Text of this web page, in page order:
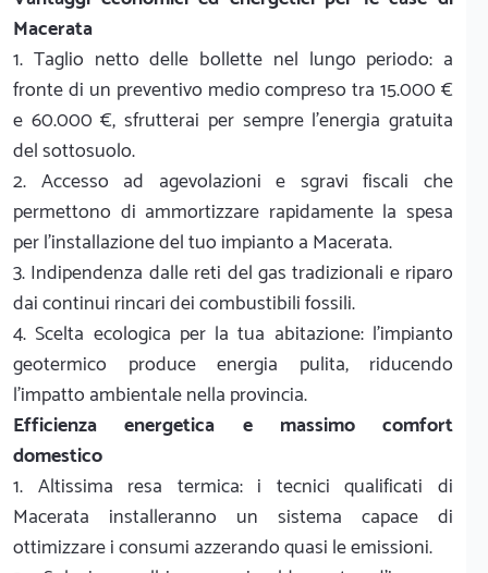
Macerata
1. Taglio netto delle bollette nel lungo periodo: a
fronte di un preventivo medio compreso tra 15.000 €
e 60.000 €, sfrutterai per sempre l'energia gratuita
del sottosuolo.
2. Accesso ad agevolazioni e sgravi fiscali che
permettono di ammortizzare rapidamente la spesa
per l'installazione del tuo impianto a Macerata.
3. Indipendenza dalle reti del gas tradizionali e riparo
dai continui rincari dei combustibili fossili.
4. Scelta ecologica per la tua abitazione: l'impianto
geotermico produce energia pulita, riducendo
l'impatto ambientale nella provincia.
Efficienza energetica e massimo comfort
domestico
1. Altissima resa termica: i tecnici qualificati di
Macerata installeranno un sistema capace di
ottimizzare i consumi azzerando quasi le emissioni.